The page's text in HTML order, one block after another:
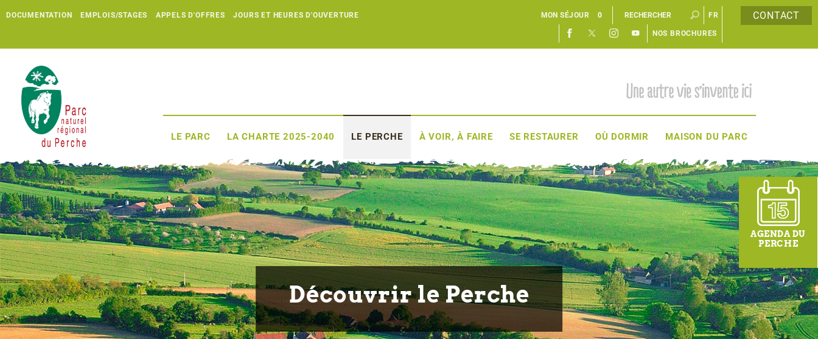
CONTACT
DOCUMENTATION EMPLOIS/STAGES APPELS D'OFFRES JOURS ET HEURES D'OUVERTURE
EN
FR
MON SÉJOUR 0
NOS BROCHURES
LE PARC LA CHARTE 2025-2040 LE PERCHE À VOIR, À FAIRE SE RESTAURER OÙ DORMIR MAISON DU PARC
Découvrir le Perche
AGENDA DU
PERCHE